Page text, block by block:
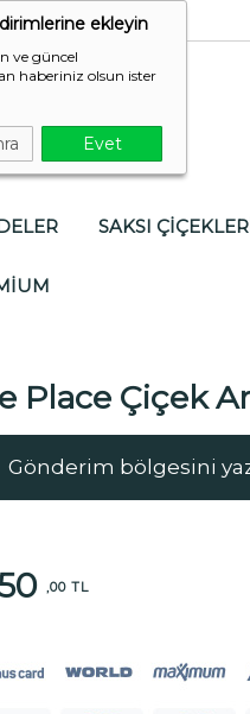
ekleyin
ve güncel
haberiniz olsun ister
Evet
SAKSI
Place Çiçek
,00 TL